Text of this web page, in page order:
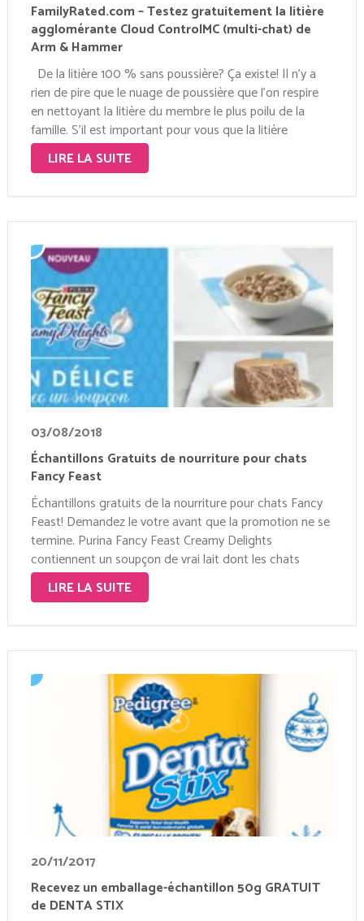
FamilyRated.com – Testez gratuitement la litière
agglomérante Cloud ControlMC (multi-chat) de
Arm & Hammer
De la litière 100 % sans poussière? Ça existe! Il n’y a
rien de pire que le nuage de poussière que l’on respire
en nettoyant la litière du membre le plus poilu de la
famille. S’il est important pour vous que la litière
s’agglomère au …
LIRE LA SUITE
03/08/2018
Échantillons Gratuits de nourriture pour chats
Fancy Feast
Échantillons gratuits de la nourriture pour chats Fancy
Feast! Demandez le votre avant que la promotion ne se
termine. Purina Fancy Feast Creamy Delights
contiennent un soupçon de vrai lait dont les chats
raffolent, pour une texture et un goût crémeux exquis.
Inscrivez-vous >>
LIRE LA SUITE
20/11/2017
Recevez un emballage-échantillon 50g GRATUIT
de DENTA STIX